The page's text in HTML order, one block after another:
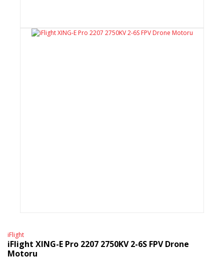
iFlight
iFlight XING-E Pro 2207 2750KV 2-6S FPV Drone
Motoru